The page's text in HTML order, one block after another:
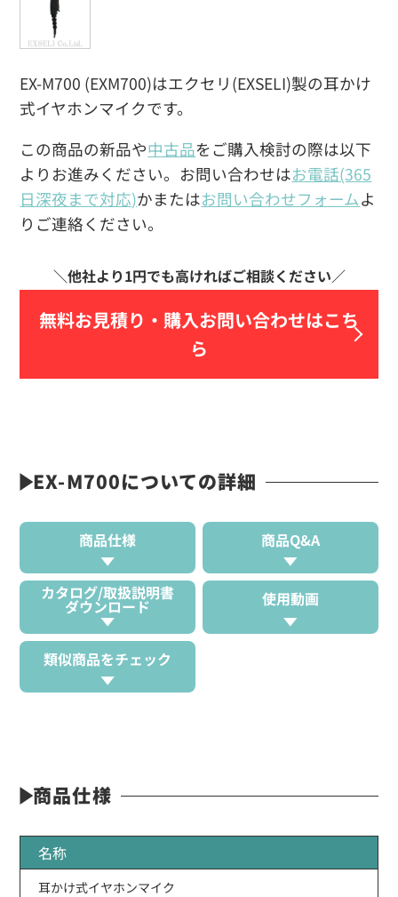
EX-M700 (EXM700)はエクセリ(EXSELI)製の耳かけ
式イヤホンマイクです。
この商品の新品や中古品をご購入検討の際は以下
よりお進みください。お問い合わせはお電話(365
日深夜まで対応)かまたはお問い合わせフォームよ
りご連絡ください。
無料お見積り・ 購入お問い合わせはこち
ら
EX-M700についての詳細
商品仕様 商品Q&A
カタログ/取扱説明書
ダウンロード 使用動画
類似商品をチェック
商品仕様
名称
耳かけ式イヤホンマイク